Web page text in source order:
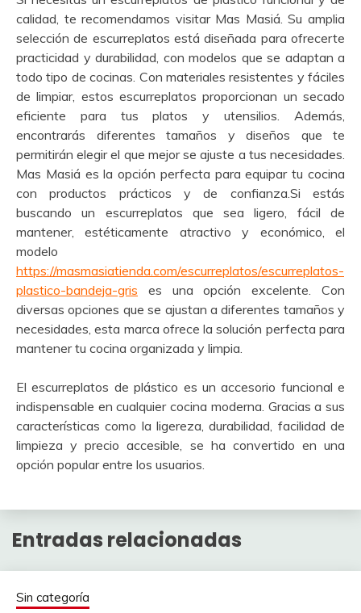
calidad, te recomendamos visitar Mas Masiá. Su amplia
selección de escurreplatos está diseñada para ofrecerte
practicidad y durabilidad, con modelos que se adaptan a
todo tipo de cocinas. Con materiales resistentes y fáciles
de limpiar, estos escurreplatos proporcionan un secado
eficiente para tus platos y utensilios. Además,
encontrarás diferentes tamaños y diseños que te
permitirán elegir el que mejor se ajuste a tus necesidades.
Mas Masiá es la opción perfecta para equipar tu cocina
con productos prácticos y de confianza.Si estás
buscando un escurreplatos que sea ligero, fácil de
mantener, estéticamente atractivo y económico, el
modelo
https://masmasiatienda.com/escurreplatos/escurreplatos-
plastico-bandeja-gris es una opción excelente. Con
diversas opciones que se ajustan a diferentes tamaños y
necesidades, esta marca ofrece la solución perfecta para
mantener tu cocina organizada y limpia.
El escurreplatos de plástico es un accesorio funcional e
indispensable en cualquier cocina moderna. Gracias a sus
características como la ligereza, durabilidad, facilidad de
limpieza y precio accesible, se ha convertido en una
opción popular entre los usuarios.
Entradas relacionadas
Sin categoría